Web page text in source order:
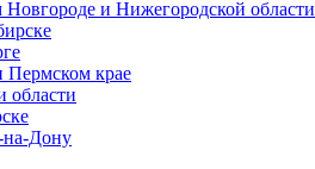
и Нижегородской области
Пермском крае
области
на-Дону